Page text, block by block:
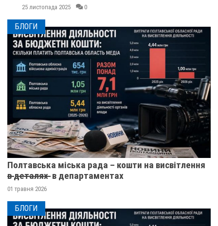
25 листопада 2025 0
БЛОГИ
Полтавська міська рада – кошти на висвітлення
в̶ ̶д̶е̶т̶а̶л̶я̶х̶ ̶ в департаментах
01 травня 2026
БЛОГИ